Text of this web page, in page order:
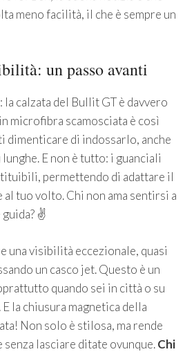
meno facilità, il che è sempre un
un passo avanti
calzata del Bullit GT è davvero
microfibra scamosciata è così
dimenticare di indossarlo, anche
E non è tutto: i guanciali
permettendo di adattare il
tuo volto. Chi non ama sentirsi a
✌️
una visibilità eccezionale, quasi
un casco jet. Questo è un
quando sei in città o su
la chiusura magnetica della
Non solo è stilosa, ma rende
senza lasciare ditate ovunque.Chi